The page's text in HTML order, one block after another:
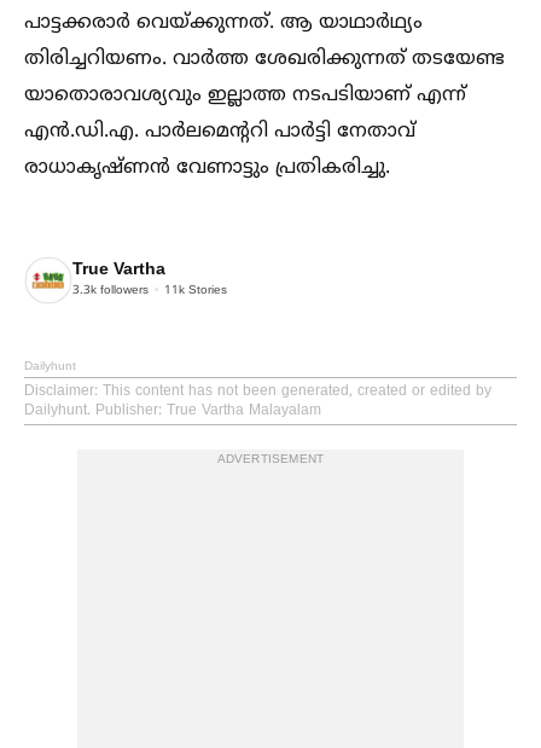
പാട്ടക്കരാര്‍ വെയ്ക്കുന്നത്. ആ യാഥാര്‍ഥ്യം
തിരിച്ചറിയണം. വാര്‍ത്ത ശേഖരിക്കുന്നത് തടയേണ്ട
യാതൊരാവശ്യവും ഇല്ലാത്ത നടപടിയാണ് എന്ന്
എന്‍.ഡി.എ. പാര്‍ലമെന്ററി പാര്‍ട്ടി നേതാവ്
രാധാകൃഷ്ണന്‍ വേണാട്ടും പ്രതികരിച്ചു.
True Vartha
3.3k followers 11k Stories
Dailyhunt
Disclaimer: This content has not been generated, created or edited by
Dailyhunt. Publisher: True Vartha Malayalam
ADVERTISEMENT